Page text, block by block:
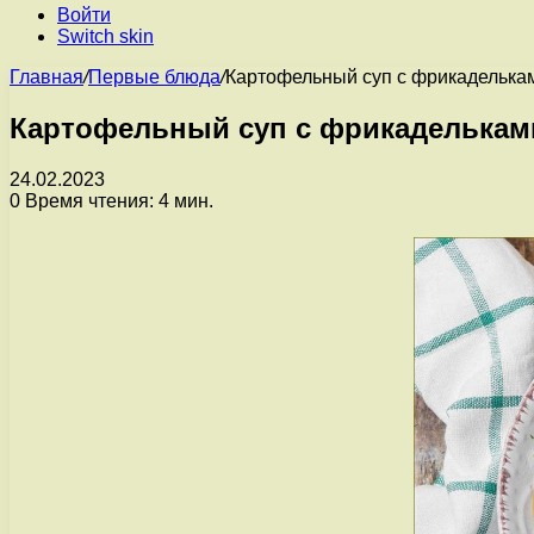
Войти
Switch skin
Главная/Первые блюда/Картофельный суп с
Картофельный суп с
24.02.2023
0 Время чтения: 4 мин.